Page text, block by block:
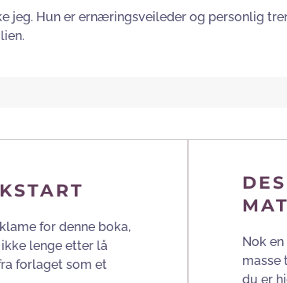
jeg. Hun er ernæringsveileder og personlig
for denne boka,
lenge etter lå
forlaget som et
Nok
masse
du er